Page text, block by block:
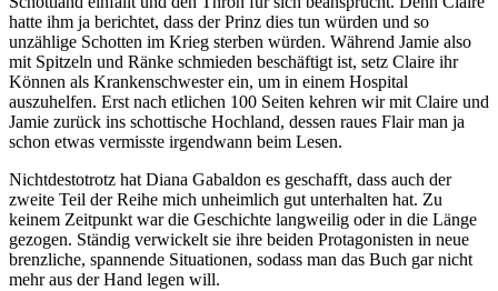
hatte ihm ja berichtet, dass der Prinz dies tun würden und so
unzählige Schotten im Krieg sterben würden. Während Jamie also
mit Spitzeln und Ränke schmieden beschäftigt ist, setz Claire ihr
Können als Krankenschwester ein, um in einem Hospital
auszuhelfen. Erst nach etlichen 100 Seiten kehren wir mit Claire und
Jamie zurück ins schottische Hochland, dessen raues Flair man ja
schon etwas vermisste irgendwann beim Lesen.
Nichtdestotrotz hat Diana Gabaldon es geschafft, dass auch der
zweite Teil der Reihe mich unheimlich gut unterhalten hat. Zu
keinem Zeitpunkt war die Geschichte langweilig oder in die Länge
gezogen. Ständig verwickelt sie ihre beiden Protagonisten in neue
brenzliche, spannende Situationen, sodass man das Buch gar nicht
mehr aus der Hand legen will.